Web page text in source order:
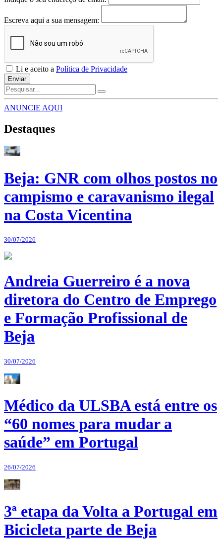
Escreva aqui a sua mensagem:
Li e aceito a Política de Privacidade
Enviar
ANUNCIE AQUI
Destaques
Beja: GNR com olhos postos no
campismo e caravanismo ilegal
na Costa Vicentina
30/07/2026
Andreia Guerreiro é a nova
diretora do Centro de Emprego
e Formação Profissional de
Beja
30/07/2026
Médico da ULSBA está entre os
“60 nomes para mudar a
saúde” em Portugal
26/07/2026
3ª etapa da Volta a Portugal em
Bicicleta parte de Beja